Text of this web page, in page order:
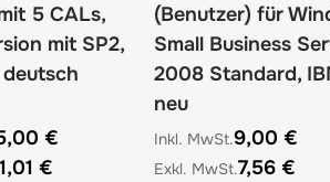
5 CALs,
mit SP2,
€
€
(Benutzer) für
Small Business
2008 Standard,
neu
9,00 €
7,56 €